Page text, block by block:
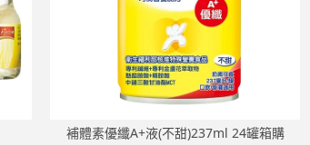
補體素優纖A+液(不甜)237ml 24罐箱購